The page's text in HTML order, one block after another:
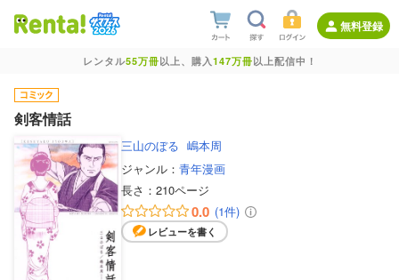
無料登録
レンタル55万冊以上、購入147万冊以上配信中！
剣客情話
三山のぼる 嶋本周
ジャンル： 青年漫画
長さ： 210ページ
0.0 (1件)
レビューを書く